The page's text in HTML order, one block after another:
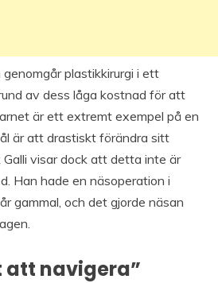
plastikkirurgi i ett
av dess låga kostnad för att
är ett extremt exempel på en
är att drastiskt förändra sitt
visar dock att detta inte är
Han hade en näsoperation i
gammal, och det gjorde näsan
att navigera”